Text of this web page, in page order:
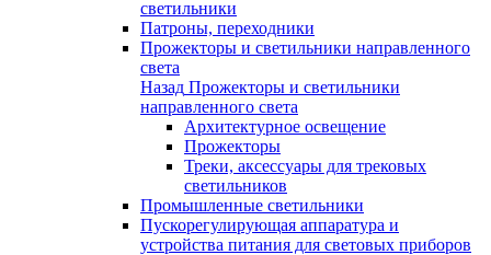
светильники
Патроны, переходники
Прожекторы и светильники направленного
света
Назад Прожекторы и светильники
направленного света
Архитектурное освещение
Прожекторы
Треки, аксессуары для трековых
светильников
Промышленные светильники
Пускорегулирующая аппаратура и
устройства питания для световых приборов